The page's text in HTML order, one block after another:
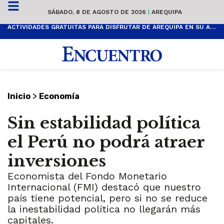
SÁBADO, 8 DE AGOSTO DE 2026 | AREQUIPA
ACTIVIDADES GRATUITAS PARA DISFRUTAR DE AREQUIPA EN SU ANIVERSARIO
Inicio > Economía
Sin estabilidad política
el Perú no podrá atraer
inversiones
Economista del Fondo Monetario
Internacional (FMI) destacó que nuestro
país tiene potencial, pero si no se reduce
la inestabilidad política no llegarán más
capitales.